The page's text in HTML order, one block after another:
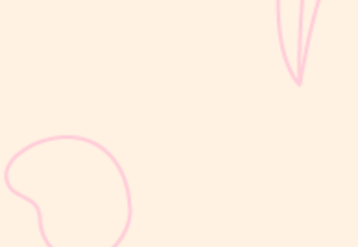
Setelah melahirkan, kesuburan dapat kembali dalam waktu